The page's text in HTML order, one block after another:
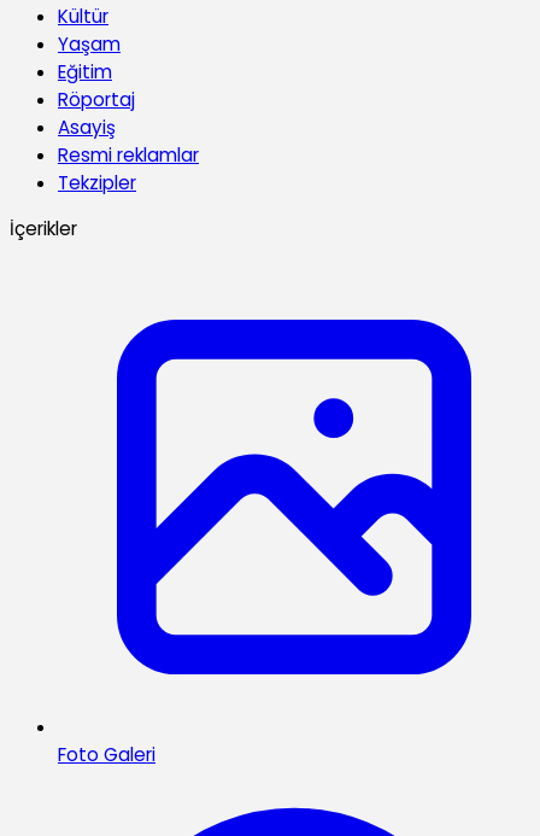
Kültür
Yaşam
Eğitim
Röportaj
Asayiş
Resmi reklamlar
Tekzipler
İçerikler
Foto Galeri